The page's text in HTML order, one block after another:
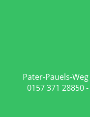
Pater-Pauels-
0157 371 28850